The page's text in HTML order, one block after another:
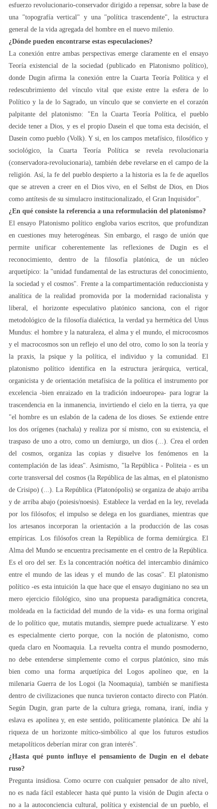
esfuerzo revolucionario-conservador dirigido a repensar, sobre la base de
una "topografía vertical" y una "política trascendente", la estructura
general de la vida agregada del hombre en el nuevo milenio.
¿Dónde pueden encontrarse estas especulaciones?
La conexión entre ambas perspectivas emerge claramente en el ensayo
Teoría existencial de la sociedad (publicado en Platonismo político),
donde Dugin afirma la conexión entre la Cuarta Teoría Política y el
redescubrimiento del vínculo vital que existe entre la esfera de lo
Político y la de lo Sagrado, un vínculo que se convierte en el corazón
palpitante del platonismo: "En la Cuarta Teoría Política, el pueblo
decide tener a Dios, y es el propio Dasein el que toma esta decisión, el
Dasein como pueblo (Volk). Y si, en los campos metafísico, filosófico y
sociológico, la Cuarta Teoría Política se revela revolucionaria
(conservadora-revolucionaria), también debe revelarse en el campo de la
religión. Así, la fe del pueblo despierto a la historia es la fe de aquellos
que se atreven a creer en el Dios vivo, en el Selbst de Dios, en Dios
como antítesis de su simulacro institucionalizado, el Gran Inquisidor".
¿En qué consiste la referencia a una reformulación del platonismo?
El ensayo Platonismo político engloba varios escritos, que profundizan
en cuestiones muy heterogéneas. Sin embargo, el rasgo de unión que
permite unificar coherentemente las reflexiones de Dugin es el
reconocimiento, dentro de la filosofía platónica, de un núcleo
arquetípico: la "unidad fundamental de las estructuras del conocimiento,
la sociedad y el cosmos". Frente a la compartimentación reduccionista y
analítica de la realidad promovida por la modernidad racionalista y
liberal, el horizonte especulativo platónico sanciona, con el rigor
metodológico de la filosofía dialéctica, la verdad ya hermética del Unus
Mundus: el hombre y la naturaleza, el alma y el mundo, el microcosmos
y el macrocosmos son un reflejo el uno del otro, como lo son la teoría y
la praxis, la psique y la política, el individuo y la comunidad. El
platonismo político identifica en la estructura jerárquica, vertical,
organicista y de orientación metafísica de la política el instrumento por
excelencia -bien enraizado en la tradición indoeuropea- para lograr la
trascendencia en la inmanencia, invirtiendo el cielo en la tierra, ya que
"el hombre es un eslabón de la cadena de los dioses. Se extiende entre
los dos orígenes (nachala) y realiza por sí mismo, con su existencia, el
traspaso de uno a otro, como un demiurgo, un dios (...). Crea el orden
del cosmos, organiza las copias y disuelve los fenómenos en la
contemplación de las ideas". Asimismo, "la República - Politeia - es un
corte transversal del cosmos (la República de las almas, en el platonismo
de Crisipo) (...). La República (Platonópolis) se organiza de abajo arriba
y de arriba abajo (poiesis/noesis). Establece la verdad en la ley, revelada
por los filósofos; el impulso se delega en los guardianes, mientras que
los artesanos incorporan la orientación a la producción de las cosas
empíricas. Los filósofos crean la República de forma demiúrgica. El
Alma del Mundo se encuentra precisamente en el centro de la República.
Es el oro del ser. Es la concentración noética del intercambio dinámico
entre el mundo de las ideas y el mundo de las cosas". El platonismo
político -es esta intuición la que hace que el ensayo duginiano no sea un
mero ejercicio filológico, sino una propuesta paradigmática concreta,
moldeada en la facticidad del mundo de la vida- es una forma original
de lo político que, mutatis mutandis, siempre puede actualizarse. Y esto
es especialmente cierto porque, con la noción de platonismo, como
queda claro en Noomaquia. La revuelta contra el mundo posmoderno,
no debe entenderse simplemente como el corpus platónico, sino más
bien como una forma arquetípica del Logos apolíneo que, en la
milenaria Guerra de los Logoi (la Noomaquia), también se manifiesta
dentro de civilizaciones que nunca tuvieron contacto directo con Platón.
Según Dugin, gran parte de la cultura griega, romana, iraní, india y
eslava es apolínea y, en este sentido, políticamente platónica. De ahí la
riqueza de un horizonte mítico-simbólico al que los futuros estudios
metapolíticos deberían mirar con gran interés".
¿Hasta qué punto influye el pensamiento de Dugin en el debate
ruso?
Pregunta insidiosa. Como ocurre con cualquier pensador de alto nivel,
no es nada fácil establecer hasta qué punto la visión de Dugin afecta o
no a la autoconciencia cultural, política y existencial de un pueblo, el